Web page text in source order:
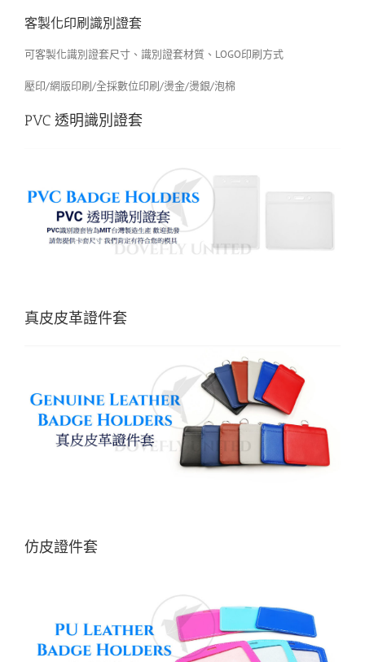
客製化印刷識別證套
可客製化識別證套尺寸、識別證套材質、LOGO印刷方式
壓印/網版印刷/全採數位印刷/燙金/燙銀/泡棉
PVC 透明識別證套
真皮皮革證件套
仿皮證件套